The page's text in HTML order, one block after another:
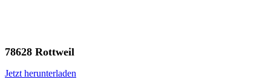
78628 Rottweil
Jetzt herunterladen